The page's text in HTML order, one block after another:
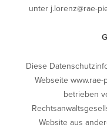
unter j.lorenz@rae-
Diese
Webseite www.rae-
betrieben
Website aus